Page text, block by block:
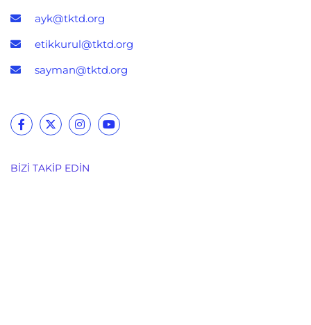
ayk@tktd.org
etikkurul@tktd.org
sayman@tktd.org
BIZI TAKIP EDIN